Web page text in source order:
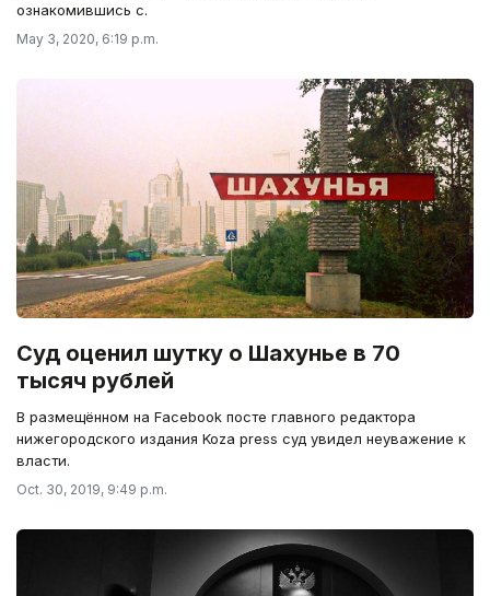
ознакомившись с.
May 3, 2020, 6:19 p.m.
Суд оценил шутку о Шахунье в 70
тысяч рублей
В размещённом на Facebook посте главного редактора
нижегородского издания Koza press суд увидел неуважение к
власти.
Oct. 30, 2019, 9:49 p.m.